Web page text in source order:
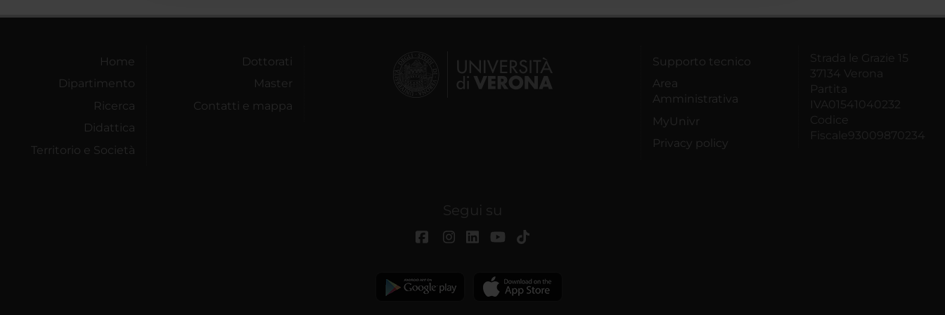
Home
Dipartimento
Ricerca
Didattica
Territorio e Società
Dottorati
Master
Contatti e mappa
Supporto tecnico
Area
Amministrativa
MyUnivr
Privacy policy
Strada le Grazie 15
37134 Verona
Partita
IVA01541040232
Codice
Fiscale93009870234
Segui su